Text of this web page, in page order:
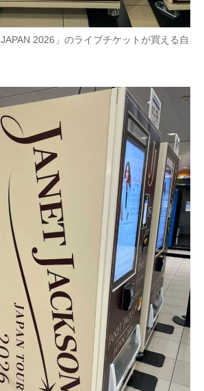
JAPAN 2026」のライブチケットが買える自